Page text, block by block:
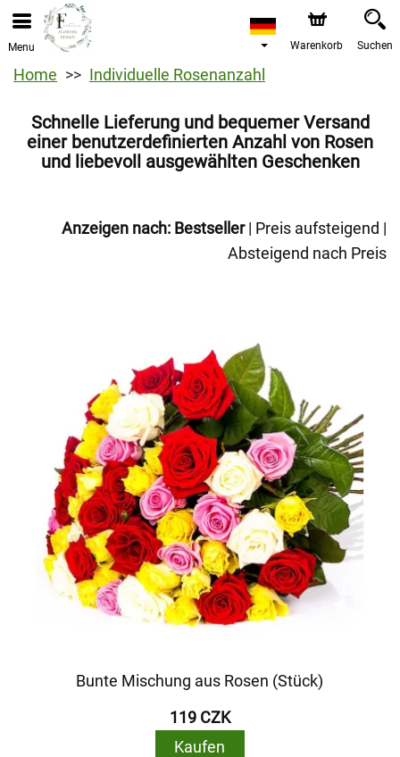
Menu Warenkorb Suchen
Home Individuelle Rosenanzahl
Schnelle Lieferung und bequemer Versand
einer benutzerdefinierten Anzahl von Rosen
und liebevoll ausgewählten Geschenken
Anzeigen nach: Bestseller| Preis aufsteigend |
Absteigend nach Preis
Bunte Mischung aus Rosen (Stück)
119 CZK
Kaufen